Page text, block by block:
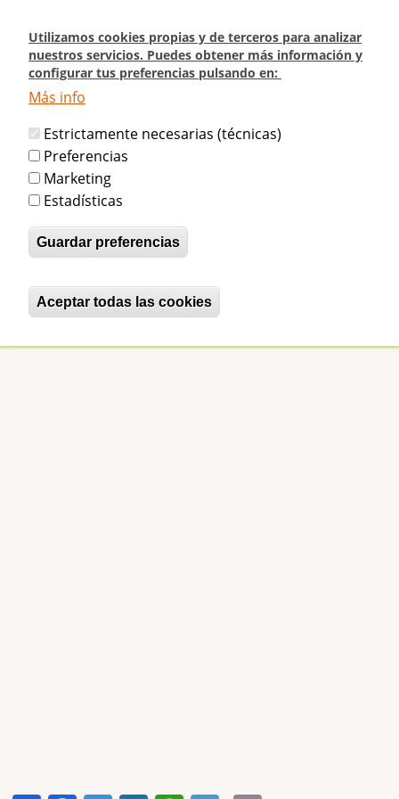
Utilizamos cookies propias y de terceros para analizar
nuestros servicios. Puedes obtener más información y
configurar tus preferencias pulsando en:
Más info
Estrictamente necesarias (técnicas)
Preferencias
Marketing
Estadísticas
Guardar preferencias
Aceptar todas las cookies
Revocar consentimiento
contenido
principal
Inicio Reportaje en El Diario Vasco (15/07/2010)
Reportaje en El Diario Vasco
(15/07/2010)
betijaimadrid Dom, 25/07/2010 - 10:00
Reportaje en El Diario Vasco (15/07/2010)